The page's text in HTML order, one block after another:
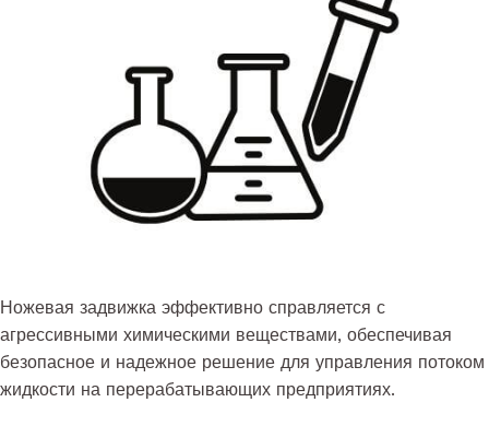
Ножевая задвижка эффективно справляется с
агрессивными химическими веществами, обеспечивая
безопасное и надежное решение для управления потоком
жидкости на перерабатывающих предприятиях.